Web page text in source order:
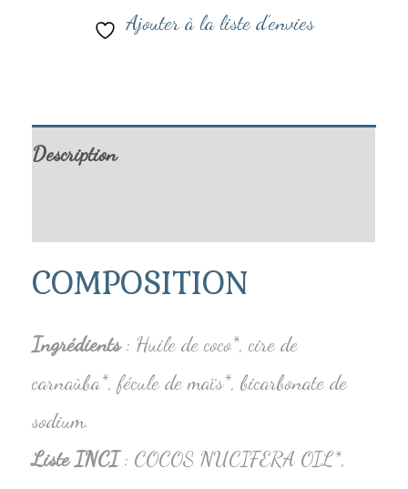
Ajouter à la liste d’envies
Description
COMPOSITION
Ingrédients: Huile de coco*, cire de
carnaùba*, fécule de maïs*, bicarbonate de
sodium.
Liste INCI: COCOS NUCIFERA OIL*,